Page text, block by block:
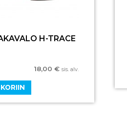
H-TRACE
18,00€ sis. alv.